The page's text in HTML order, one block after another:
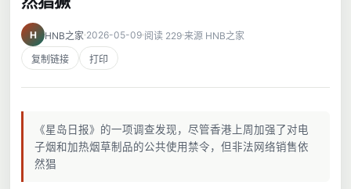
H HNB之家 2026-05-09 阅读 229 来源 HNB之家
复制链接 打印
《星岛日报》的一项调查发现，尽管香港上周加强了对电
子烟和加热烟草制品的公共使用禁令，但非法网络销售依
然猖